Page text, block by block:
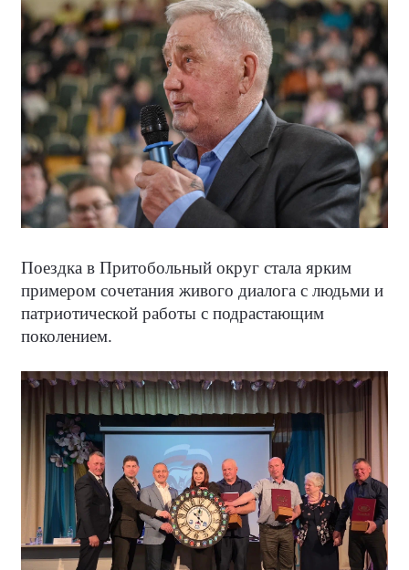
Поездка в Притобольный округ стала ярким
примером сочетания живого диалога с людьми и
патриотической работы с подрастающим
поколением.